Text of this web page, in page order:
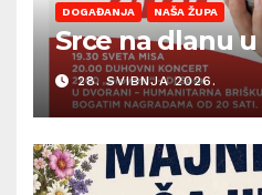
DOGAĐANJA NAŠA ŽUPA
Srce na dlanu
28. SVIBNJA 2026.